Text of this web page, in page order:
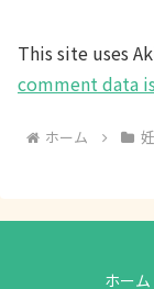
This site uses
comment data
ホーム
ホーム